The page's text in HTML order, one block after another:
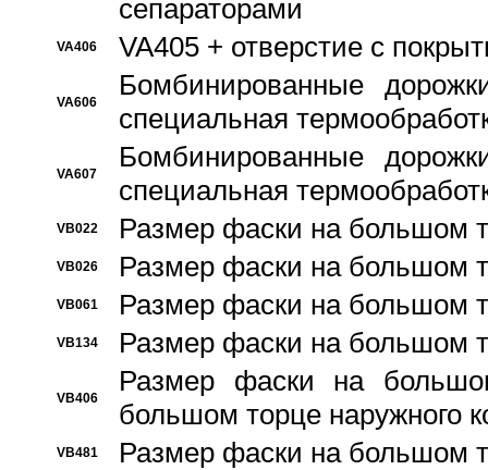
сепараторами
VA406 VA405 + отверстие с
VA606
Бомбинированные
специальная
VA607
Бомбинированные
специальная
VB022 Размер фаски на большом
VB026 Размер фаски на большом
VB061 Размер фаски на большом
VB134 Размер фаски на большом
VB406
Размер фаски на
большом торце наружного
VB481 Размер фаски на большом